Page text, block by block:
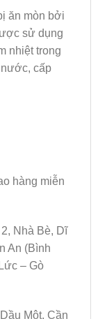
ăn mòn bởi
sử dụng
nhiệt trong
nước, cấp
hàng miễn
Nhà Bè, Dĩ
An (Bình
– Gò
Một, Cần